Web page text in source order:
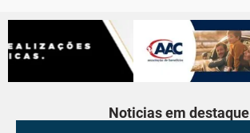
Noticias em destaque